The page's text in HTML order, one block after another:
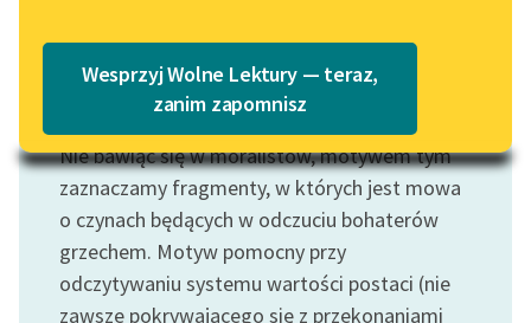
Lektury szkolne i klasyka
literatury do słuchania dla
uczennic i uczniów z
niepełnosprawnościami
E-kolekcja lektur
szkolnych i literatury do
słuchania dla uczennic i
uczniów z
Katalog w formacie PDF
Wesprzyj Wolne Lektury — teraz,
zanim zapomnisz
Motyw: Grzech
Nie bawiąc się w moralistów, motywem tym
zaznaczamy fragmenty, w których jest mowa
o czynach będących w odczuciu bohaterów
grzechem. Motyw pomocny przy
odczytywaniu systemu wartości postaci (nie
zawsze pokrywającego się z przekonaniami